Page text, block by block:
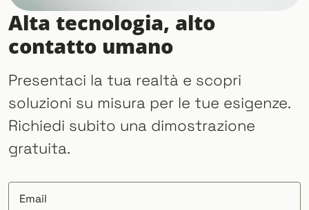
Alta tecnologia, alto
contatto umano
Presentaci la tua realtà e scopri
soluzioni su misura per le tue esigenze.
Richiedi subito una dimostrazione
gratuita.
Email